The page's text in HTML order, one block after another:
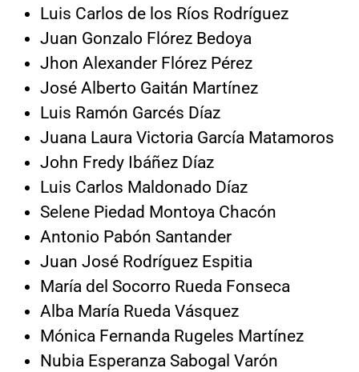
Luis Carlos de los Ríos Rodríguez
Juan Gonzalo Flórez Bedoya
Jhon Alexander Flórez Pérez
José Alberto Gaitán Martínez
Luis Ramón Garcés Díaz
Juana Laura Victoria García Matamoros
John Fredy Ibáñez Díaz
Luis Carlos Maldonado Díaz
Selene Piedad Montoya Chacón
Antonio Pabón Santander
Juan José Rodríguez Espitia
María del Socorro Rueda Fonseca
Alba María Rueda Vásquez
Mónica Fernanda Rugeles Martínez
Nubia Esperanza Sabogal Varón